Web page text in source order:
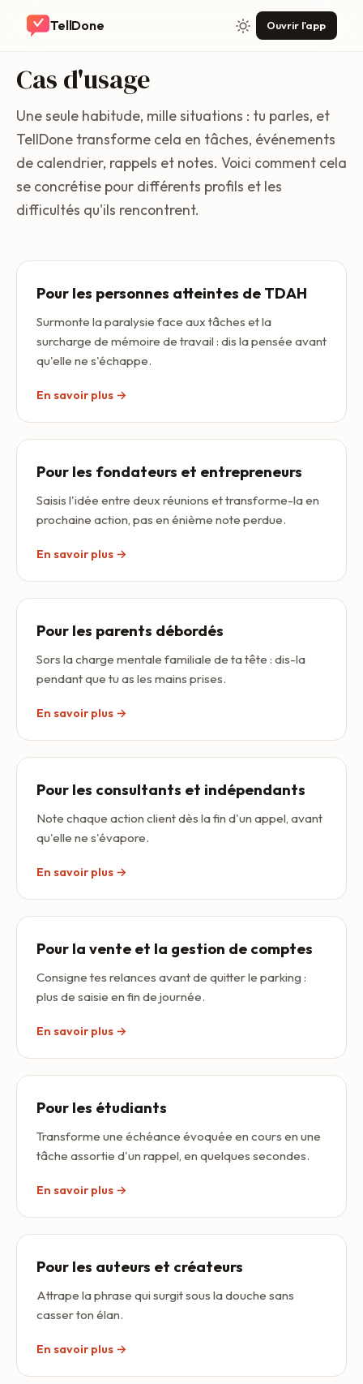
TellDone Ouvrir l'app
Cas d'usage
Une seule habitude, mille situations : tu parles, et
TellDone transforme cela en tâches, événements
de calendrier, rappels et notes. Voici comment cela
se concrétise pour différents profils et les
difficultés qu'ils rencontrent.
Pour les personnes atteintes de TDAH
Surmonte la paralysie face aux tâches et la
surcharge de mémoire de travail : dis la pensée avant
qu'elle ne s'échappe.
En savoir plus →
Pour les fondateurs et entrepreneurs
Saisis l'idée entre deux réunions et transforme-la en
prochaine action, pas en énième note perdue.
En savoir plus →
Pour les parents débordés
Sors la charge mentale familiale de ta tête : dis-la
pendant que tu as les mains prises.
En savoir plus →
Pour les consultants et indépendants
Note chaque action client dès la fin d'un appel, avant
qu'elle ne s'évapore.
En savoir plus →
Pour la vente et la gestion de comptes
Consigne tes relances avant de quitter le parking :
plus de saisie en fin de journée.
En savoir plus →
Pour les étudiants
Transforme une échéance évoquée en cours en une
tâche assortie d'un rappel, en quelques secondes.
En savoir plus →
Pour les auteurs et créateurs
Attrape la phrase qui surgit sous la douche sans
casser ton élan.
En savoir plus →